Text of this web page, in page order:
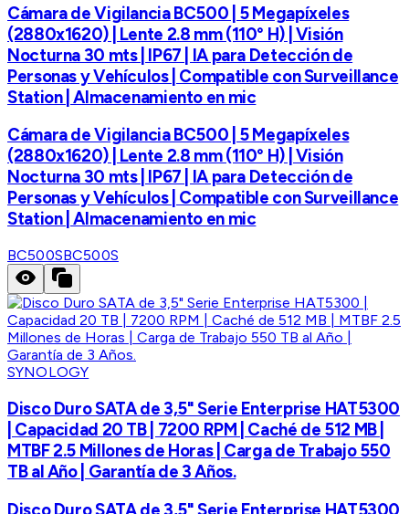
Cámara de Vigilancia BC500 | 5 Megapíxeles
(2880x1620) | Lente 2.8 mm (110° H) | Visión
Nocturna 30 mts | IP67 | IA para Detección de
Personas y Vehículos | Compatible con Surveillance
Station | Almacenamiento en mic
Cámara de Vigilancia BC500 | 5 Megapíxeles
(2880x1620) | Lente 2.8 mm (110° H) | Visión
Nocturna 30 mts | IP67 | IA para Detección de
Personas y Vehículos | Compatible con Surveillance
Station | Almacenamiento en mic
BC500SBC500S
SYNOLOGY
Disco Duro SATA de 3,5" Serie Enterprise HAT5300
| Capacidad 20 TB | 7200 RPM | Caché de 512 MB |
MTBF 2.5 Millones de Horas | Carga de Trabajo 550
TB al Año | Garantía de 3 Años.
Disco Duro SATA de 3,5" Serie Enterprise HAT5300